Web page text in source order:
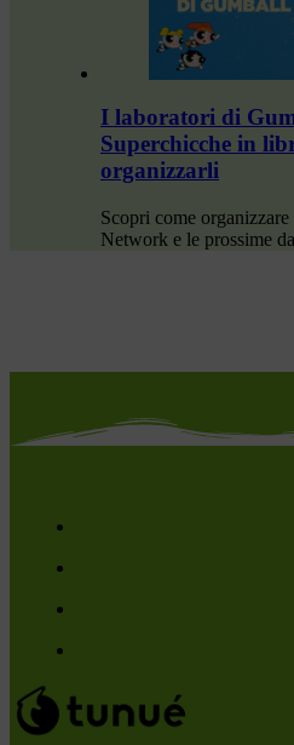
I laboratori di
Superchicche in
organizzarli
Scopri come
Network e le prossime